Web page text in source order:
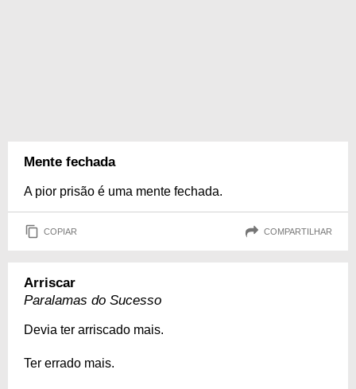
Mente fechada
A pior prisão é uma mente fechada.
COPIAR COMPARTILHAR
Arriscar
Paralamas do Sucesso
Devia ter arriscado mais.
Ter errado mais.